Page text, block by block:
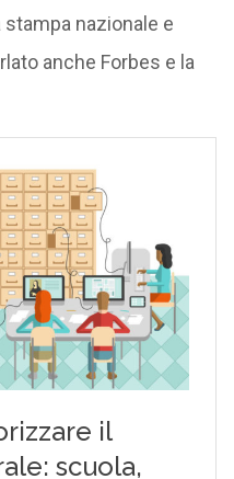
stampa nazionale e
anche Forbes e la